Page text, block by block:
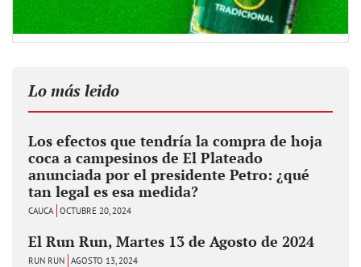
Lo más leido
Los efectos que tendría la compra de hoja
coca a campesinos de El Plateado
anunciada por el presidente Petro: ¿qué
tan legal es esa medida?
CAUCA OCTUBRE 20, 2024
El Run Run, Martes 13 de Agosto de 2024
RUN RUN AGOSTO 13, 2024